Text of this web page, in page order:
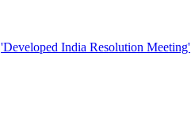
'Developed India Resolution Meeting'